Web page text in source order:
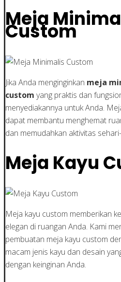
Meja
Custom
Jika Anda menginginkan meja
custom yang praktis dan
menyediakannya untuk Anda.
dapat membantu menghemat
dan memudahkan aktivitas
Meja Kayu
Meja kayu custom memberikan
elegan di ruangan Anda. Kami
pembuatan meja kayu custom
macam jenis kayu dan desain
dengan keinginan Anda.